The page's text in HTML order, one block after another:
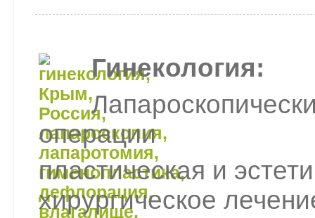
Гинекология:
операции
пластическая и
хирургическое